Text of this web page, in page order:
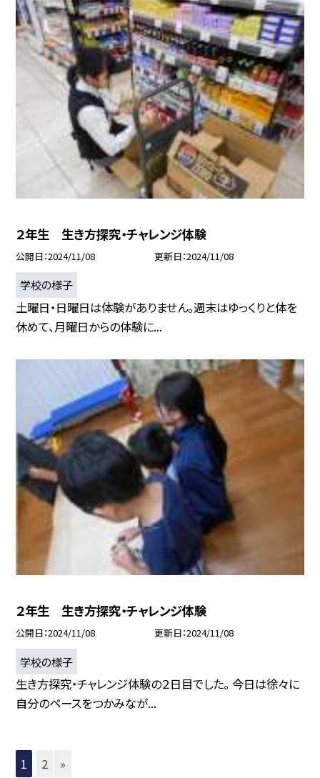
２年生 生き方探究・チャレンジ体験
公開日 2024/11/08 更新日 2024/11/08
学校の様子
土曜日・日曜日は体験がありません。週末はゆっくりと体を
休めて、月曜日からの体験に...
２年生 生き方探究・チャレンジ体験
公開日 2024/11/08 更新日 2024/11/08
学校の様子
生き方探究・チャレンジ体験の２日目でした。 今日は徐々に
自分のペースをつかみなが...
1 2 »